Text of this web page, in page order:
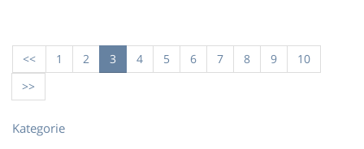
<< 1 2 3 4 5 6 7 8 9
10
>>
Kategorie